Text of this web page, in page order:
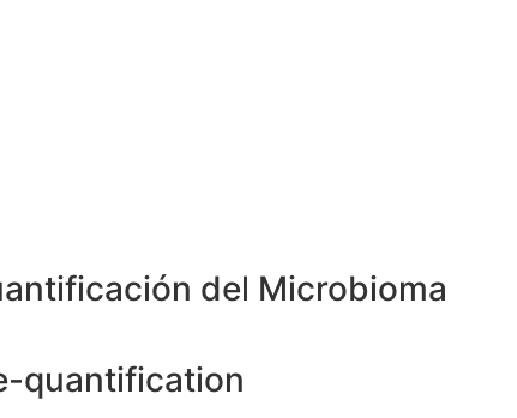
del Microbioma
quantification